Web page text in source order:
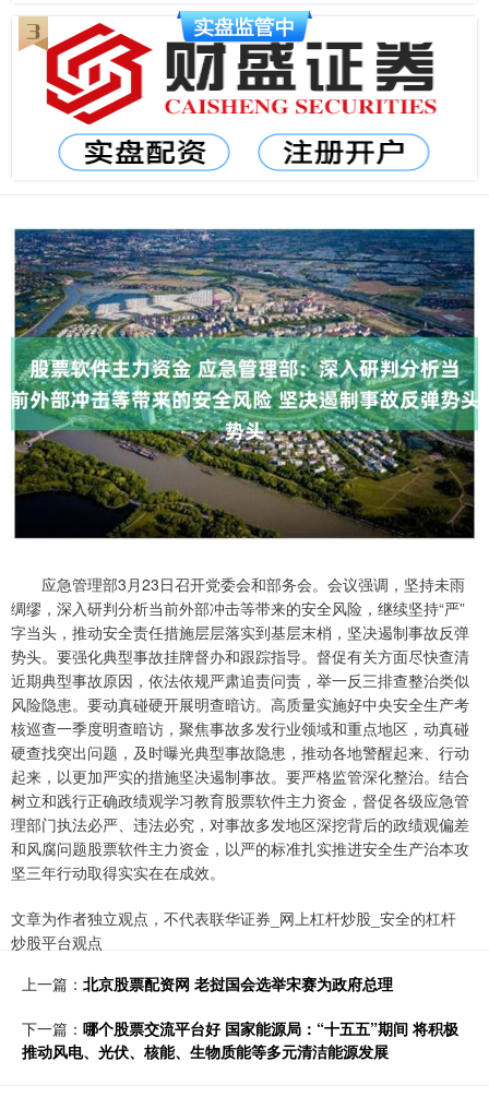
应急管理部3月23日召开党委会和部务会。会议强调，坚持未雨
绸缪，深入研判分析当前外部冲击等带来的安全风险，继续坚持“严”
字当头，推动安全责任措施层层落实到基层末梢，坚决遏制事故反弹
势头。要强化典型事故挂牌督办和跟踪指导。督促有关方面尽快查清
近期典型事故原因，依法依规严肃追责问责，举一反三排查整治类似
风险隐患。要动真碰硬开展明查暗访。高质量实施好中央安全生产考
核巡查一季度明查暗访，聚焦事故多发行业领域和重点地区，动真碰
硬查找突出问题，及时曝光典型事故隐患，推动各地警醒起来、行动
起来，以更加严实的措施坚决遏制事故。要严格监管深化整治。结合
树立和践行正确政绩观学习教育股票软件主力资金，督促各级应急管
理部门执法必严、违法必究，对事故多发地区深挖背后的政绩观偏差
和风腐问题股票软件主力资金，以严的标准扎实推进安全生产治本攻
坚三年行动取得实实在在成效。
文章为作者独立观点，不代表联华证券_网上杠杆炒股_安全的杠杆
炒股平台观点
上一篇： 北京股票配资网 老挝国会选举宋赛为政府总理
下一篇： 哪个股票交流平台好 国家能源局：“十五五”期间 将积极
推动风电、光伏、核能、生物质能等多元清洁能源发展